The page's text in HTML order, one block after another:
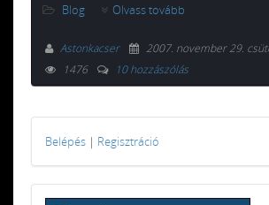
Blog Olvass tovább
Astonkacser 2007. november 29.
1476
10 hozzászólás
Belépés | Regisztráció